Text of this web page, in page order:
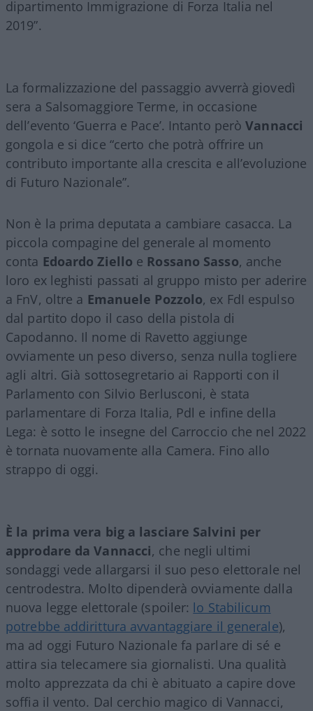
dipartimento Immigrazione di Forza Italia nel
2019”.
La formalizzazione del passaggio avverrà giovedì
sera a Salsomaggiore Terme, in occasione
dell’evento ‘Guerra e Pace’. Intanto peròVannacci
gongola e si dice “certo che potrà offrire un
contributo importante alla crescita e all’evoluzione
di Futuro Nazionale”.
Non è la prima deputata a cambiare casacca. La
piccola compagine del generale al momento
conta Edoardo Ziello e Rossano Sasso, anche
loro ex leghisti passati al gruppo misto per aderire
a FnV, oltre a Emanuele Pozzolo, ex FdI espulso
dal partito dopo il caso della pistola di
Capodanno. Il nome di Ravetto aggiunge
ovviamente un peso diverso, senza nulla togliere
agli altri. Già sottosegretario ai Rapporti con il
Parlamento con Silvio Berlusconi, è stata
parlamentare di Forza Italia, Pdl e infine della
Lega: è sotto le insegne del Carroccio che nel 2022
è tornata nuovamente alla Camera. Fino allo
strappo di oggi.
È la prima vera big a lasciare Salvini per
approdare da Vannacci, che negli ultimi
sondaggi vede allargarsi il suo peso elettorale nel
centrodestra. Molto dipenderà ovviamente dalla
nuova legge elettorale (spoiler: lo Stabilicum
potrebbe addirittura avvantaggiare il generale),
ma ad oggi Futuro Nazionale fa parlare di sé e
attira sia telecamere sia giornalisti. Una qualità
molto apprezzata da chi è abituato a capire dove
soffia il vento. Dal cerchio magico di Vannacci,